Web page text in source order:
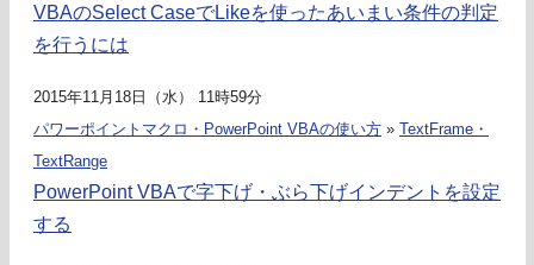
VBAのSelect CaseでLikeを使ったあいまい条件の判定
を行うには
2015年11月18日（水） 11時59分
パワーポイントマクロ・PowerPoint VBAの使い方 » TextFrame・
TextRange
PowerPoint VBAで字下げ・ぶら下げインデントを設定
する